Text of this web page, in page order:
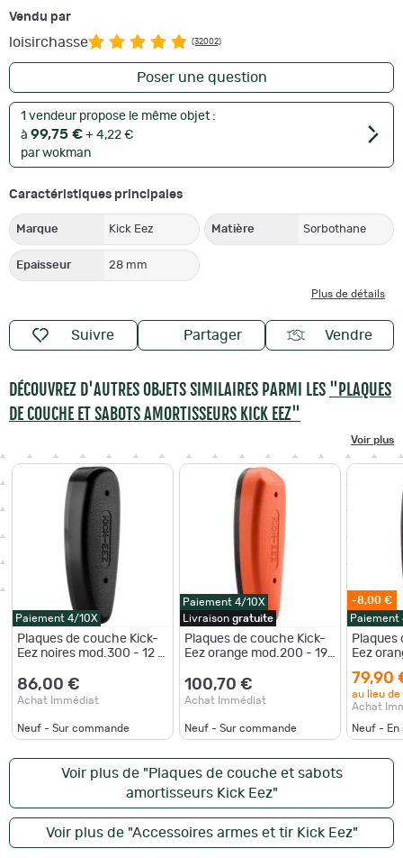
Vendu par
loisirchasse (32002)
Poser une question
1 vendeur propose le même objet :
à 99,75 € + 4,22 €
par wokman
Caractéristiques principales
Marque Kick Eez Matière Sorbothane
Epaisseur 28 mm
Plus de détails
Suivre Partager Vendre
DÉCOUVREZ D'AUTRES OBJETS SIMILAIRES PARMI LES "PLAQUES
DE COUCHE ET SABOTS AMORTISSEURS KICK EEZ"
Voir plus
Paiement 4/10X
Plaques de couche Kick-
Eez noires mod.300 - 12 à
- 28 mm
86,00 €
Achat Immédiat
Neuf - Sur commande
Paiement 4/10X
Livraison gratuite
Plaques de couche Kick-
Eez orange mod.200 - 19
Mod.200
100,70 €
Achat Immédiat
Neuf - Sur commande
-8,00 €
Paiement
Plaques
Eez
79,90
au lieu de
Achat
Neuf - En
Voir plus de "Plaques de couche et sabots
amortisseurs Kick Eez"
Voir plus de "Accessoires armes et tir Kick Eez"